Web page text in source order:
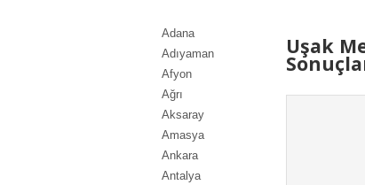
Adana
Adıyaman
Afyon
Ağrı
Aksaray
Amasya
Ankara
Antalya
Uşak